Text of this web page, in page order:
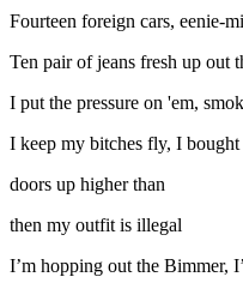
Fourteen foreign cars, eenie-
Ten pair of jeans fresh up out
I put the pressure on 'em,
I keep my bitches fly, I
doors up higher than
then my outfit is illegal
I’m hopping out the Bimmer,